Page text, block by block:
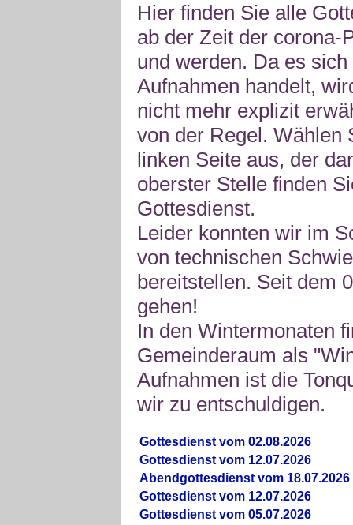
Hier finden Sie alle
ab der Zeit der corona-
und werden. Da es
Aufnahmen handelt,
nicht mehr explizit
von der Regel. Wählen
linken Seite aus, der
oberster Stelle finden
Gottesdienst.
Leider konnten wir im
von technischen
bereitstellen. Seit dem
gehen!
In den Wintermonaten
Gemeinderaum als
Aufnahmen ist die
wir zu entschuldigen.
Gottesdienst vom 02.08.2026
Gottesdienst vom 12.07.2026
Abendgottesdienst vom 18.07.2026
Gottesdienst vom 12.07.2026
Gottesdienst vom 05.07.2026